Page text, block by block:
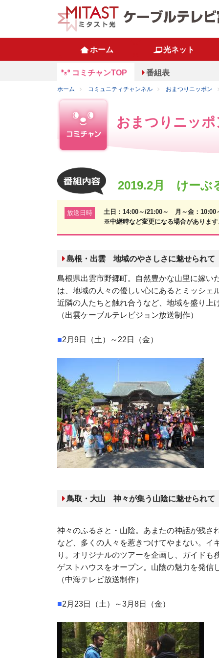
ホーム 光ネット
コミチャンTOP 番組表
ホーム コミュニティチャンネル おまつりニッポン
おまつりニッポ
2019.2月 けーぶ
放送日時
土日：14:00～/21:00～ 月～金：
※中継時など変更になる場合がありま
島根・出雲 地域のやさしさに魅せられて
島根県出雲市野郷町。自然豊かな山里に嫁い
は、地域の人々の優しい心にあるとミッシェ
近隣の人たちと触れ合うなど、地域を盛り上
（出雲ケーブルテレビジョン放送制作）
■2月9日（土）～22日（金）
鳥取・大山 神々が集う山陰に魅せられて
神々のふるさと・山陰。あまたの神話が残さ
など、多くの人々を惹きつけてやまない。イ
り。オリジナルのツアーを企画し、ガイド
ゲストハウスをオープン。山陰の魅力を発信
（中海テレビ放送制作）
■2月23日（土）～3月8日（金）